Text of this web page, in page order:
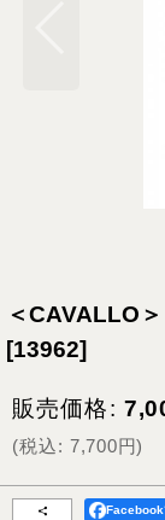
＜CAVALLO
[13962]
販売価格:
(税込: 7,700円)
Facebook